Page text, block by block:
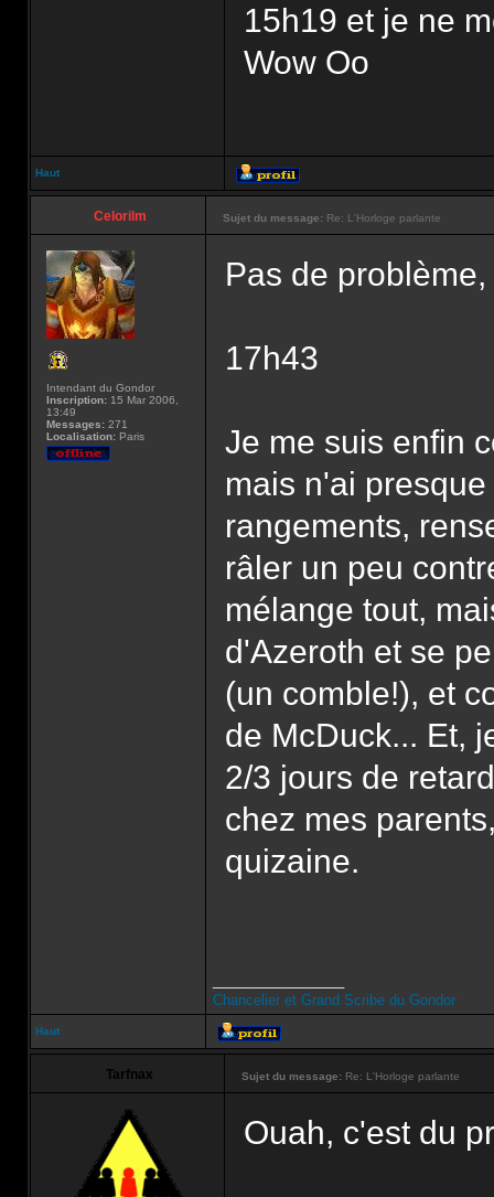
15h19 et je ne
Wow Oo
Haut
Celorilm Sujet du message: Re: L'Horloge parlante
Intendant du Gondor
Inscription: 15 Mar 2006,
13:49
Messages: 271
Localisation: Paris
Pas de
17h43
Je me suis enfin
mais n'ai
rangements,
râler un peu
mélange tout,
d'Azeroth et se
(un comble!), et
de McDuck... Et,
2/3 jours de
chez mes
quizaine.
Chancelier et Grand Scribe du Gondor
Haut
Tarfnax Sujet du message: Re: L'Horloge parlante
Ouah, c'est du